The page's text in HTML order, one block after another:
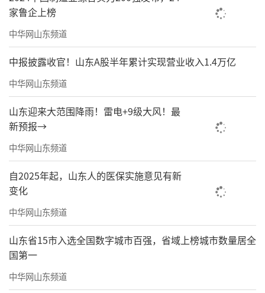
家鲁企上榜
中华网山东频道
中报披露收官！山东A股半年累计实现营业收入1.4万亿
中华网山东频道
山东迎来大范围降雨！雷电+9级大风！最
新预报→
中华网山东频道
自2025年起，山东人的医保实施意见有新
变化
中华网山东频道
山东省15市入选全国数字城市百强，省域上榜城市数量居全
国第一
中华网山东频道